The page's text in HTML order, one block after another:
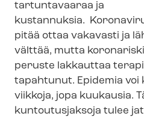
tartuntavaaraa ja
kustannuksia.
pitää ottaa vakavasti ja
välttää, mutta koronariski
peruste lakkauttaa
tapahtunut. Epidemia voi
viikkoja, jopa kuukausia.
kuntoutusjaksoja tulee